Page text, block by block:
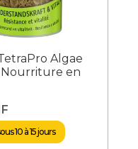
Algae
en
10 à 15 jours